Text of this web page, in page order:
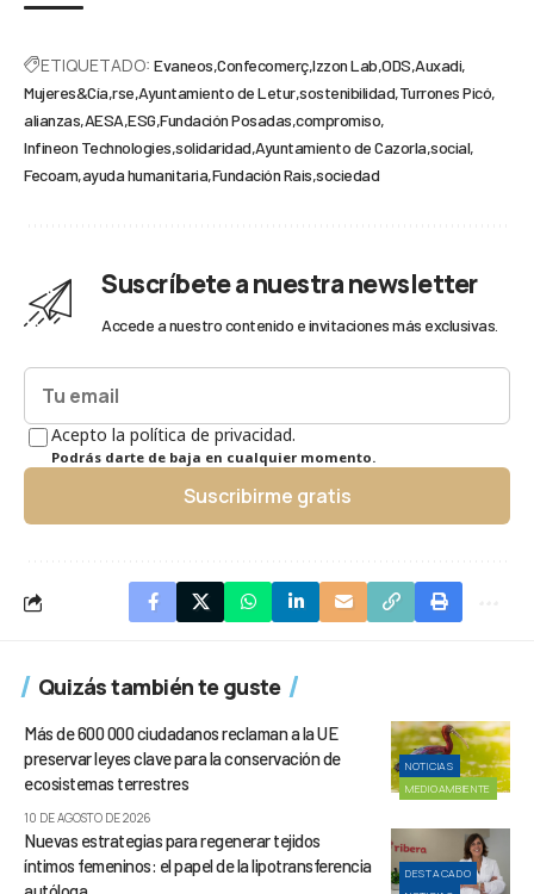
ETIQUETADO: Evaneos Confecomerç Izzon Lab ODS Auxadi
Mujeres&Cía rse Ayuntamiento de Letur sostenibilidad Turrones Picó
alianzas AESA ESG Fundación Posadas compromiso
Infineon Technologies solidaridad Ayuntamiento de Cazorla social
Fecoam ayuda humanitaria Fundación Rais sociedad
Suscríbete a nuestra newsletter
Accede a nuestro contenido e invitaciones más exclusivas.
Acepto la política de privacidad.
Podrás darte de baja en cualquier momento.
Suscribirme gratis
Quizás también te guste
NOTICIAS
MEDIOAMBIENTE
Más de 600 000 ciudadanos reclaman a la UE
preservar leyes clave para la conservación de
ecosistemas terrestres
10 DE AGOSTO DE 2026
DESTACADO
Nuevas estrategias para regenerar tejidos
íntimos femeninos: el papel de la lipotransferencia